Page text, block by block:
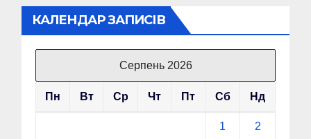
КАЛЕНДАР ЗАПИСІВ
Серпень 2026
Пн Вт Ср Чт Пт Сб Нд
1 2